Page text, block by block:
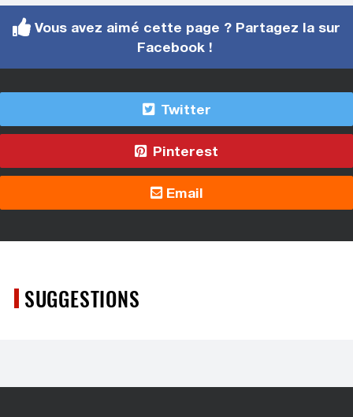
Vous avez aimé cette page ? Partagez la sur
Facebook !
Twitter
Pinterest
Email
SUGGESTIONS